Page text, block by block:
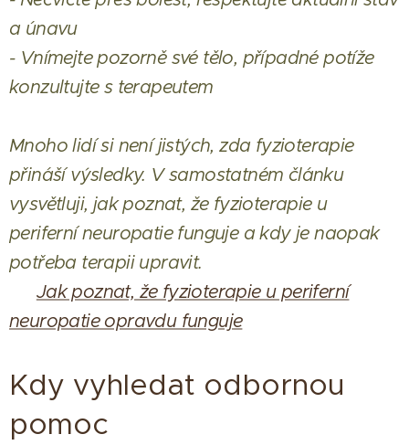
a únavu
- Vnímejte pozorně své tělo, případné potíže
konzultujte s terapeutem
Mnoho lidí si není jistých, zda fyzioterapie
přináší výsledky. V samostatném článku
vysvětluji, jak poznat, že fyzioterapie u
periferní neuropatie funguje a kdy je naopak
potřeba terapii upravit.
Jak poznat, že fyzioterapie u periferní
neuropatie opravdu funguje
Kdy vyhledat odbornou
pomoc